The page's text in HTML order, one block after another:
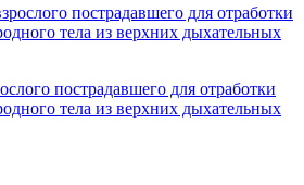
пострадавшего для отработки
тела из верхних дыхательных